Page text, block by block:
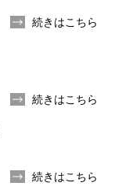
続きはこちら
続きはこちら
続きはこちら